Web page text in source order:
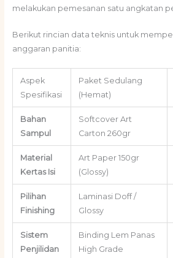
melakukan pemesanan satu angkatan
Berikut rincian data teknis untuk
anggaran panitia:
Aspek
Spesifikasi
Paket Sedulang
(Hemat)
Bahan
Sampul
Softcover Art
Carton 260gr
Material
Kertas Isi
Art Paper 150gr
(Glossy)
Pilihan
Finishing
Laminasi Doff /
Glossy
Sistem
Penjilidan
Binding Lem Panas
High Grade